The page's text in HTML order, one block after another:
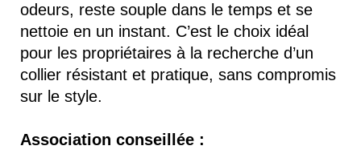
odeurs, reste souple dans le temps et se
nettoie en un instant. C’est le choix idéal
pour les propriétaires à la recherche d’un
collier résistant et pratique, sans compromis
sur le style.
Association conseillée :